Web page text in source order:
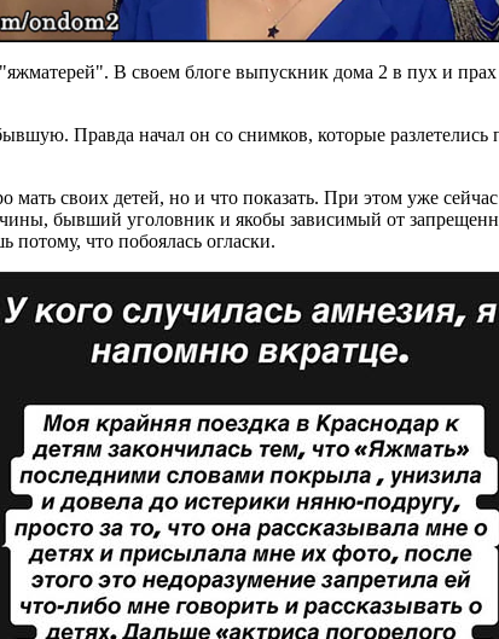
В своем блоге выпускник дома 2 в пух и
Правда начал он со снимков, которые
мать своих детей, но и что показать. При этом уже
бывший уголовник и якобы зависимый от
что побоялась огласки.